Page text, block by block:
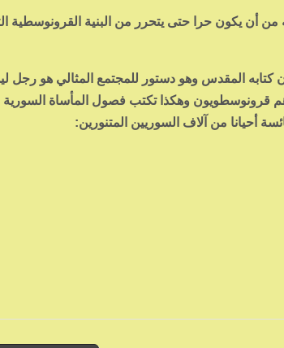
أن يكون حرا حتى يتحرر من البنية القرونوسطية
المقدس وهو دستور للمجتمع المثالي هو رجل
قرونوسطويون وهكذا تكتب فصول المأساة السورية
أحيانا من آلاف السوريين المتنورين: